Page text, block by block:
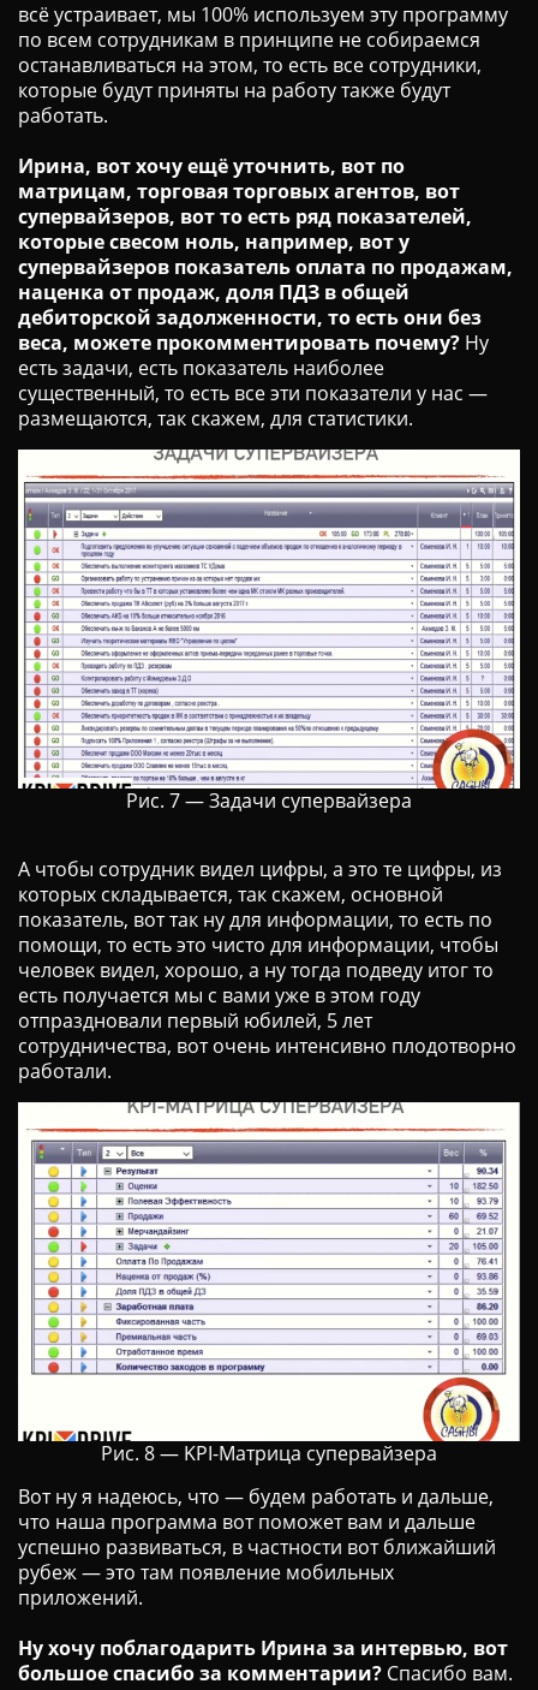
всё устраивает, мы 100% используем эту программу
по всем сотрудникам в принципе не собираемся
останавливаться на этом, то есть все сотрудники,
которые будут приняты на работу также будут
работать.
Ирина, вот хочу ещё уточнить, вот по
матрицам, торговая торговых агентов, вот
супервайзеров, вот то есть ряд показателей,
которые свесом ноль, например, вот у
супервайзеров показатель оплата по продажам,
наценка от продаж, доля ПДЗ в общей
дебиторской задолженности, то есть они без
веса, можете прокомментировать почему? Ну
есть задачи, есть показатель наиболее
существенный, то есть все эти показатели у нас —
размещаются, так скажем, для статистики.
Рис. 7 — Задачи супервайзера
А чтобы сотрудник видел цифры, а это те цифры, из
которых складывается, так скажем, основной
показатель, вот так ну для информации, то есть по
помощи, то есть это чисто для информации, чтобы
человек видел, хорошо, а ну тогда подведу итог то
есть получается мы с вами уже в этом году
отпраздновали первый юбилей, 5 лет
сотрудничества, вот очень интенсивно плодотворно
работали.
Рис. 8 — KPI-Матрица супервайзера
Вот ну я надеюсь, что — будем работать и дальше,
что наша программа вот поможет вам и дальше
успешно развиваться, в частности вот ближайший
рубеж — это там появление мобильных
приложений.
Ну хочу поблагодарить Ирина за интервью, вот
большое спасибо за комментарии? Спасибо вам.